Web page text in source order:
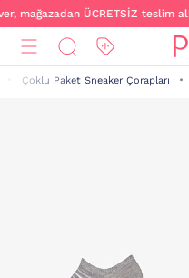
mağazadan ÜCRETSİZ teslim al!
Çoklu Paket Sneaker Çorapları